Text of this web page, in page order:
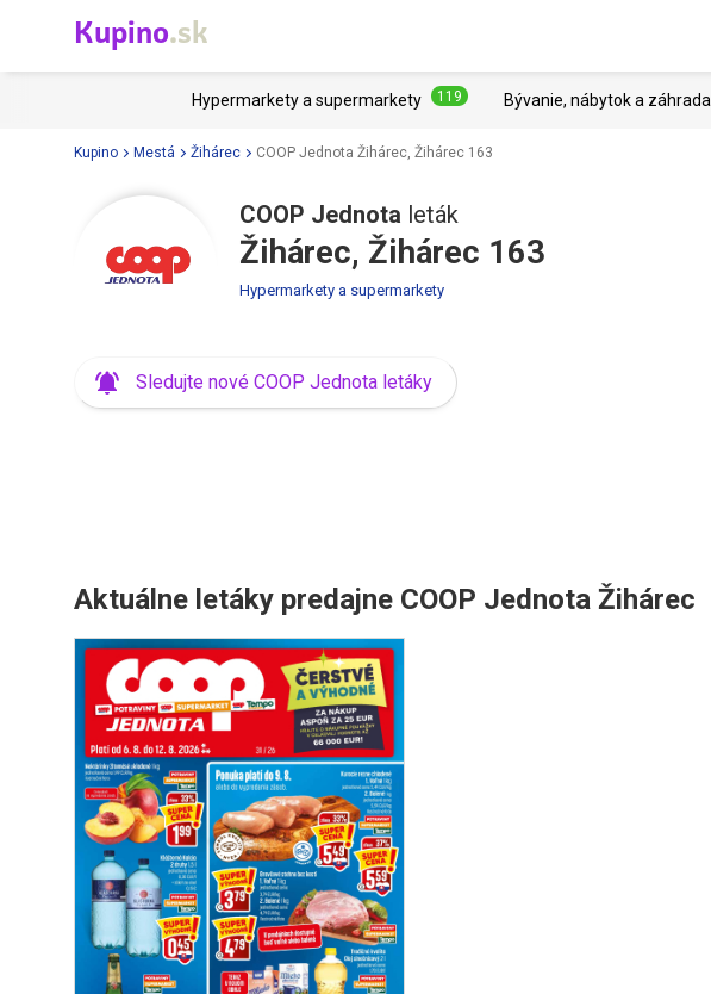
Kupino.sk
Hypermarkety a supermarkety 119 Bývanie, nábytok a záhrada
Kupino Mestá Žihárec COOP Jednota Žihárec, Žihárec 163
COOP Jednota leták
Žihárec, Žihárec 163
Hypermarkety a supermarkety
Sledujte nové COOP Jednota letáky
Aktuálne letáky predajne COOP Jednota Žihárec